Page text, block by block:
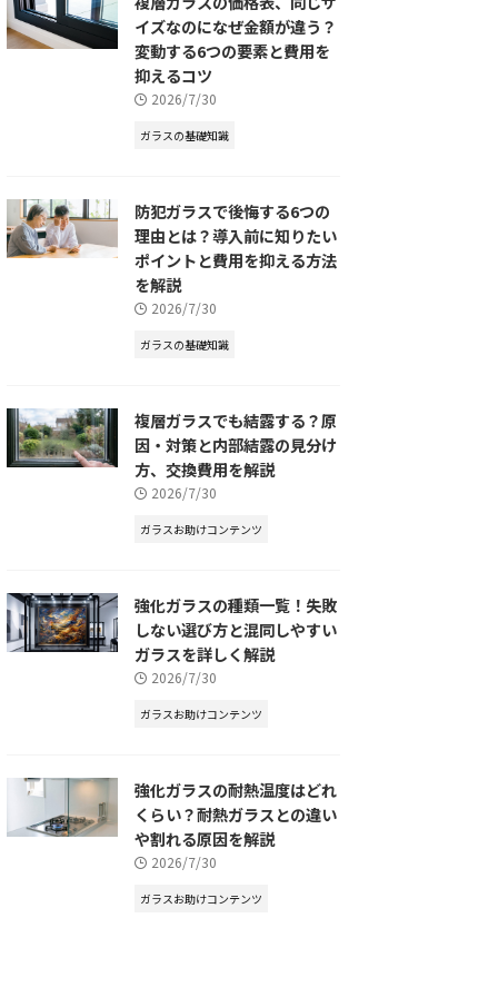
イズなのになぜ金額が違う？
変動する6つの要素と費用を
抑えるコツ
2026/7/30
ガラスの基礎知識
防犯ガラスで後悔する6つの
理由とは？導入前に知りたい
ポイントと費用を抑える方法
を解説
2026/7/30
ガラスの基礎知識
複層ガラスでも結露する？原
因・対策と内部結露の見分け
方、交換費用を解説
2026/7/30
ガラスお助けコンテンツ
強化ガラスの種類一覧！失敗
しない選び方と混同しやすい
ガラスを詳しく解説
2026/7/30
ガラスお助けコンテンツ
強化ガラスの耐熱温度はどれ
くらい？耐熱ガラスとの違い
や割れる原因を解説
2026/7/30
ガラスお助けコンテンツ